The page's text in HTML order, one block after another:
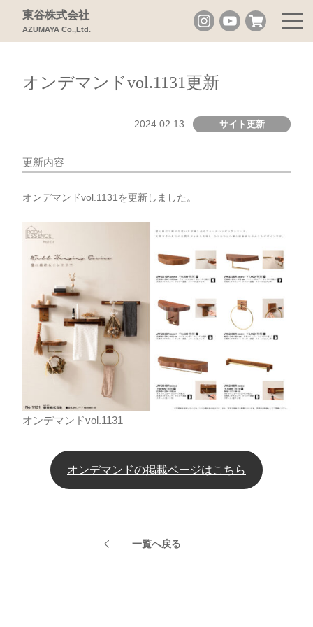
東谷株式会社
AZUMAYA Co.,Ltd.
オンデマンドvol.1131更新
2024.02.13 サイト更新
更新内容
オンデマンドvol.1131を更新しました。
オンデマンドvol.1131
オンデマンドの掲載ページはこちら
一覧へ戻る